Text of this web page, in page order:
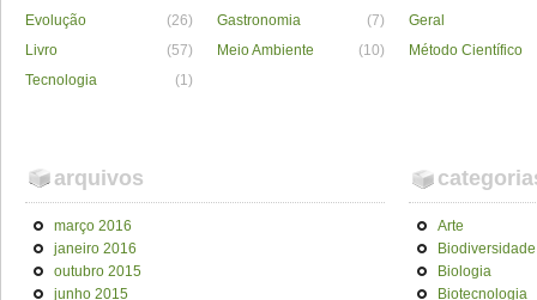
Evolução
(26) Gastronomia (7)
Geral
Livro
(57) Meio Ambiente (10)
Método Científico
Tecnologia
(1)
arquivos
março 2016
janeiro 2016
outubro 2015
junho 2015
Arte
Biodiversidade
Biologia
Biotecnologia